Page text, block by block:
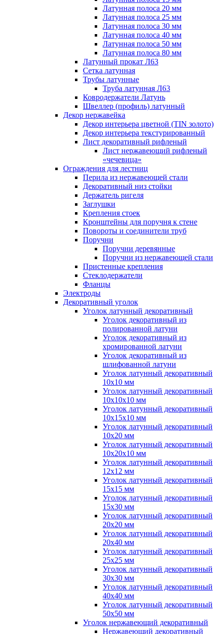
Латунная полоса 20 мм
Латунная полоса 25 мм
Латунная полоса 30 мм
Латунная полоса 40 мм
Латунная полоса 50 мм
Латунная полоса 80 мм
Латунный прокат Л63
Сетка латунная
Трубы латунные
Труба латунная Л63
Ковродержатели Латунь
Швеллер (профиль) латунный
Декор нержавейка
Декор интерьера цветной (TIN золото)
Декор интерьера текстурированный
Лист декоративный рифленый
Лист нержавеющий рифленый
«чечевица»
Ограждения для лестниц
Перила из нержавеющей стали
Декоративный низ стойки
Держатель ригеля
Заглушки
Крепления стоек
Кронштейны для поручня к стене
Повороты и соединители труб
Поручни
Поручни деревянные
Поручни из нержавеющей стали
Пристенные крепления
Стеклодержатели
Фланцы
Электроды
Декоративный уголок
Уголок латунный декоративный
Уголок декоративный из
полированной латуни
Уголок декоративный из
хромированной латуни
Уголок декоративный из
шлифованной латуни
Уголок латунный декоративный
10x10 мм
Уголок латунный декоративный
10x10x10 мм
Уголок латунный декоративный
10x15x10 мм
Уголок латунный декоративный
10x20 мм
Уголок латунный декоративный
10x20x10 мм
Уголок латунный декоративный
12x12 мм
Уголок латунный декоративный
15x15 мм
Уголок латунный декоративный
15x30 мм
Уголок латунный декоративный
20x20 мм
Уголок латунный декоративный
20x40 мм
Уголок латунный декоративный
25x25 мм
Уголок латунный декоративный
30x30 мм
Уголок латунный декоративный
40x40 мм
Уголок латунный декоративный
50x50 мм
Уголок нержавеющий декоративный
Нержавеющий декоративный